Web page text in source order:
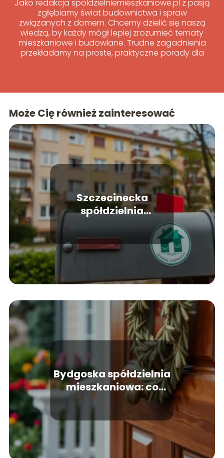
Jako redakcja spoldzielniemieszkaniowe.pl z pasją
zgłębiamy świat budownictwa i spraw
związanych z domem. Chcemy dzielić się naszą
wiedzą, by każdy mógł lepiej zrozumieć tematy
mieszkaniowe i budowlane. Trudne zagadnienia
przekładamy na proste, praktyczne porady dla
Może Cię również zainteresować
Szczecinecka
spółdzielnia
warto wiedzieć?
Bydgoska spółdzielnia
mieszkaniowa: co
warto wiedzieć?